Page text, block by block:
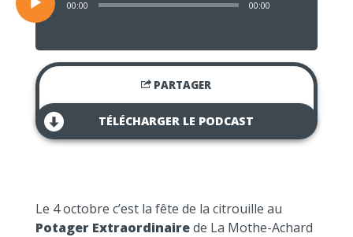
00:00 00:00
PARTAGER
TÉLÉCHARGER LE PODCAST
Le 4 octobre c’est la fête de la citrouille au
Potager Extraordinairede La Mothe-Achard